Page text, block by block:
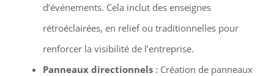
d’événements. Cela inclut des enseignes
rétroéclairées, en relief ou traditionnelles pour
renforcer la visibilité de l’entreprise.
Panneaux directionnels: Création de panneaux